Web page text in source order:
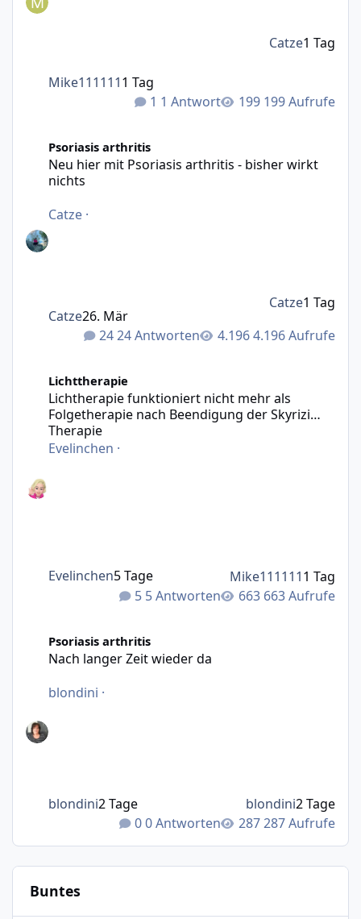
1 Antwort 199 Aufrufe
Mike1111111 Tag
Catze1 Tag
Psoriasis arthritis
Neu hier mit Psoriasis arthritis - bisher wirkt
nichts
Catze ·
24 Antworten 4.196 Aufrufe
Catze26. Mär
Catze1 Tag
Lichttherapie
Lichtherapie funktioniert nicht mehr als
Folgetherapie nach Beendigung der Skyrizi
Therapie
Evelinchen ·
5 Antworten 663 Aufrufe
Evelinchen5 Tage Mike1111111 Tag
Psoriasis arthritis
Nach langer Zeit wieder da
blondini ·
0 Antworten 287 Aufrufe
blondini2 Tage blondini2 Tage
Buntes